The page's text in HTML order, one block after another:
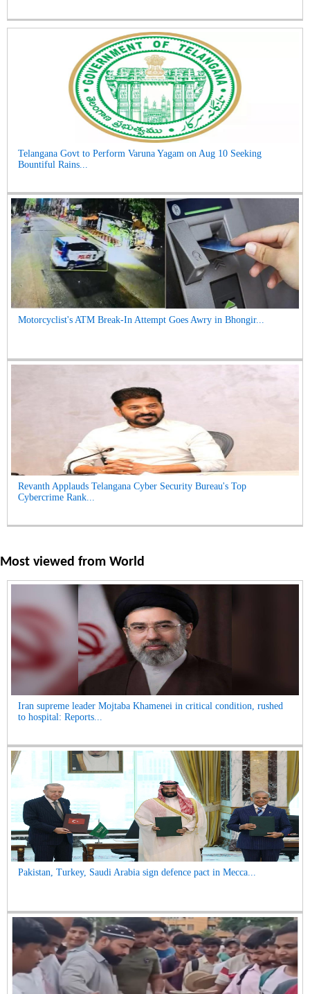
Telangana Govt to Perform Varuna Yagam on Aug 10 Seeking
Bountiful Rains...
Motorcyclist's ATM Break-In Attempt Goes Awry in Bhongir...
Revanth Applauds Telangana Cyber Security Bureau's Top
Cybercrime Rank...
Most viewed from World
Iran supreme leader Mojtaba Khamenei in critical condition, rushed
to hospital: Reports...
Pakistan, Turkey, Saudi Arabia sign defence pact in Mecca...